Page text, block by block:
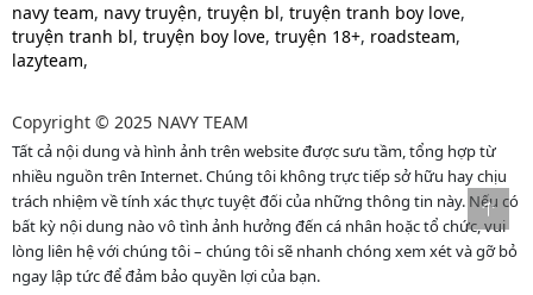
navy team, navy truyện, truyện bl, truyện tranh boy love,
truyện tranh bl, truyện boy love, truyện 18+, roadsteam,
lazyteam,
Copyright © 2025 NAVY TEAM
Tất cả nội dung và hình ảnh trên website được sưu tầm, tổng hợp từ
nhiều nguồn trên Internet. Chúng tôi không trực tiếp sở hữu hay chịu
trách nhiệm về tính xác thực tuyệt đối của những thông tin này. Nếu có
bất kỳ nội dung nào vô tình ảnh hưởng đến cá nhân hoặc tổ chức, vui
lòng liên hệ với chúng tôi – chúng tôi sẽ nhanh chóng xem xét và gỡ bỏ
ngay lập tức để đảm bảo quyền lợi của bạn.